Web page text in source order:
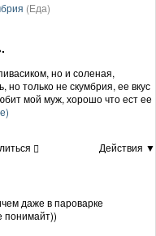
(Еда)
но и соленая,
но только не скумбрия, ее вкус
мой муж, хорошо что ест ее
Действия ▼
даже в пароварке
понимайт))